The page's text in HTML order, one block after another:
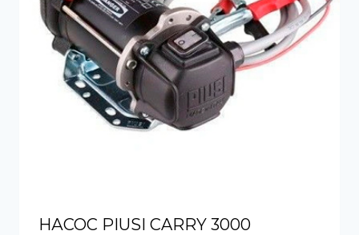
НАСОС PIUSI CARRY 3000